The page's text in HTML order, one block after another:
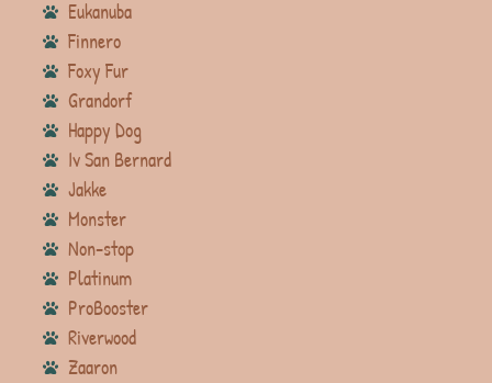
Eukanuba
Finnero
Foxy Fur
Grandorf
Happy Dog
Iv San Bernard
Jakke
Monster
Non-stop
Platinum
ProBooster
Riverwood
Zaaron